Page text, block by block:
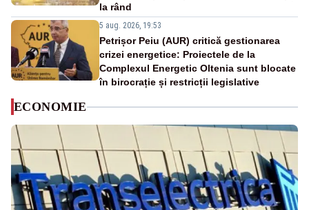
la rând
5 aug. 2026, 19:53
Petrișor Peiu (AUR) critică gestionarea
crizei energetice: Proiectele de la
Complexul Energetic Oltenia sunt blocate
în birocrație și restricții legislative
ECONOMIE